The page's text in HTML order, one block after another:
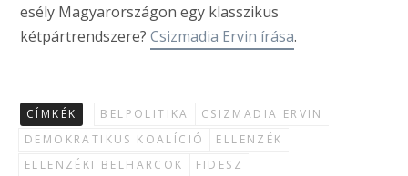
esély Magyarországon egy klasszikus
kétpártrendszere? Csizmadia Ervin írása.
CÍMKÉK BELPOLITIKA
CSIZMADIA ERVIN
DEMOKRATIKUS KOALÍCIÓ
ELLENZÉK
ELLENZÉKI BELHARCOK
FIDESZ